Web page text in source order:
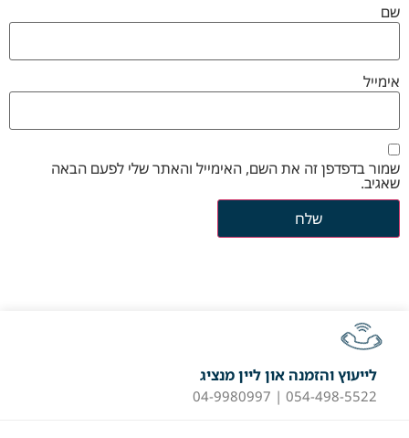
שם
אימייל
שמור בדפדפן זה את השם, האימייל והאתר שלי לפעם הבאה
שאגיב.
לייעוץ והזמנה און ליין מנציג
054-498-5522 | 04-9980997